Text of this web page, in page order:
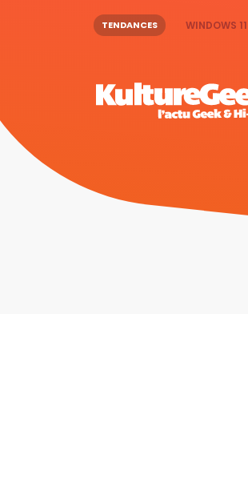
TENDANCES WINDOWS 11